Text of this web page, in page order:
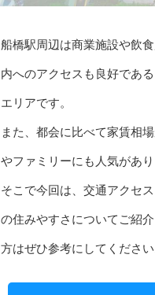
船橋駅周辺は商業施設や飲
内へのアクセスも良好であ
エリアです。
また、都会に比べて家賃相
やファミリーにも人気があり
そこで今回は、交通アクセ
の住みやすさについてご紹
方はぜひ参考にしてください